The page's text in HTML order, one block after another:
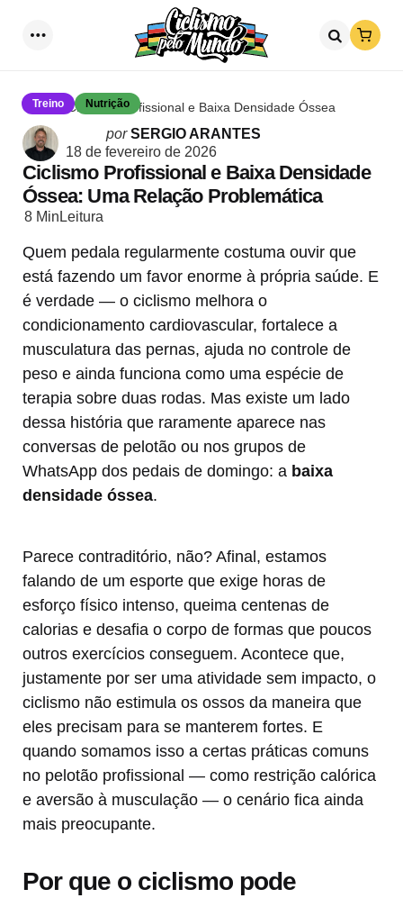
Loja
Treino Nutrição
Ciclismo Profissional e Baixa Densidade Óssea
Postado
por
porSERGIO ARANTES
18 de fevereiro de 2026
Ciclismo Profissional e Baixa Densidade
Óssea: Uma Relação Problemática
8 Min Leitura
Quem pedala regularmente costuma ouvir que
está fazendo um favor enorme à própria saúde. E
é verdade — o ciclismo melhora o
condicionamento cardiovascular, fortalece a
musculatura das pernas, ajuda no controle de
peso e ainda funciona como uma espécie de
terapia sobre duas rodas. Mas existe um lado
dessa história que raramente aparece nas
conversas de pelotão ou nos grupos de
WhatsApp dos pedais de domingo: a baixa
densidade óssea.
Parece contraditório, não? Afinal, estamos
falando de um esporte que exige horas de
esforço físico intenso, queima centenas de
calorias e desafia o corpo de formas que poucos
outros exercícios conseguem. Acontece que,
justamente por ser uma atividade sem impacto, o
ciclismo não estimula os ossos da maneira que
eles precisam para se manterem fortes. E
quando somamos isso a certas práticas comuns
no pelotão profissional — como restrição calórica
e aversão à musculação — o cenário fica ainda
mais preocupante.
Por que o ciclismo pode